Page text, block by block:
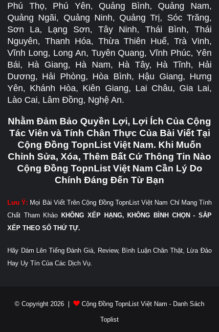
Phú Thọ, Phú Yên, Quảng Bình, Quảng Nam,
Quảng Ngãi, Quảng Ninh, Quảng Trị, Sóc Trăng,
Sơn La, Lạng Sơn, Tây Ninh, Thái Bình, Thái
Nguyên, Thanh Hóa, Thừa Thiên Huế, Trà Vinh,
Vĩnh Long, Long An, Tuyên Quang, Vĩnh Phúc, Yên
Bái, Hà Giang, Hà Nam, Hà Tây, Hà Tĩnh, Hải
Dương, Hải Phòng, Hòa Bình, Hậu Giang, Hưng
Yên, Khánh Hòa, Kiên Giang, Lai Châu, Gia Lai,
Lào Cai, Lâm Đồng, Nghệ An.
Nhằm Đảm Bảo Quyền Lợi, Lợi Ích Của Cộng
Tác Viên và Tính Chân Thực Của Bài Viết Tại
Cộng Đồng TopnList Việt Nam. Khi Muốn
Chỉnh Sửa, Xóa, Thêm Bất Cứ Thông Tin Nào
Cộng Đồng TopnList Việt Nam Cần Lý Do
Chính Đáng Đến Từ Bạn
Lưu Ý: Mọi Bài Viết Trên Cộng Đồng TopnList Việt Nam Chỉ Mang Tính
Chất Tham KhảoKHÔNG XẾP HẠNG, KHÔNG BÌNH CHỌN - SẮP
XẾP THEO SỐ THỨ TỰ.
Hãy Dám Lên Tiếng Đánh Giá, Review, Bình Luận Chân Thật, Lừa Đảo
Hay Uy Tín Của Các Dịch Vụ.
© Copyright 2026 | Cộng Đồng TopnList Việt Nam - Danh Sách
Toplist